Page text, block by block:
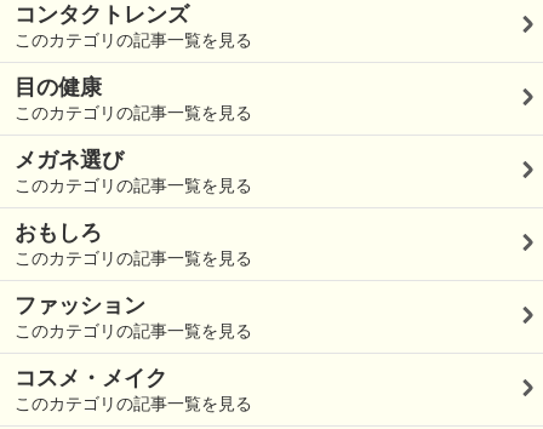
コンタクトレンズ
このカテゴリの記事一覧を見る
目の健康
このカテゴリの記事一覧を見る
メガネ選び
このカテゴリの記事一覧を見る
おもしろ
このカテゴリの記事一覧を見る
ファッション
このカテゴリの記事一覧を見る
コスメ・メイク
このカテゴリの記事一覧を見る